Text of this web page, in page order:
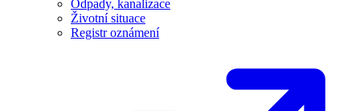
Odpady, kanalizace
Životní situace
Registr oznámení